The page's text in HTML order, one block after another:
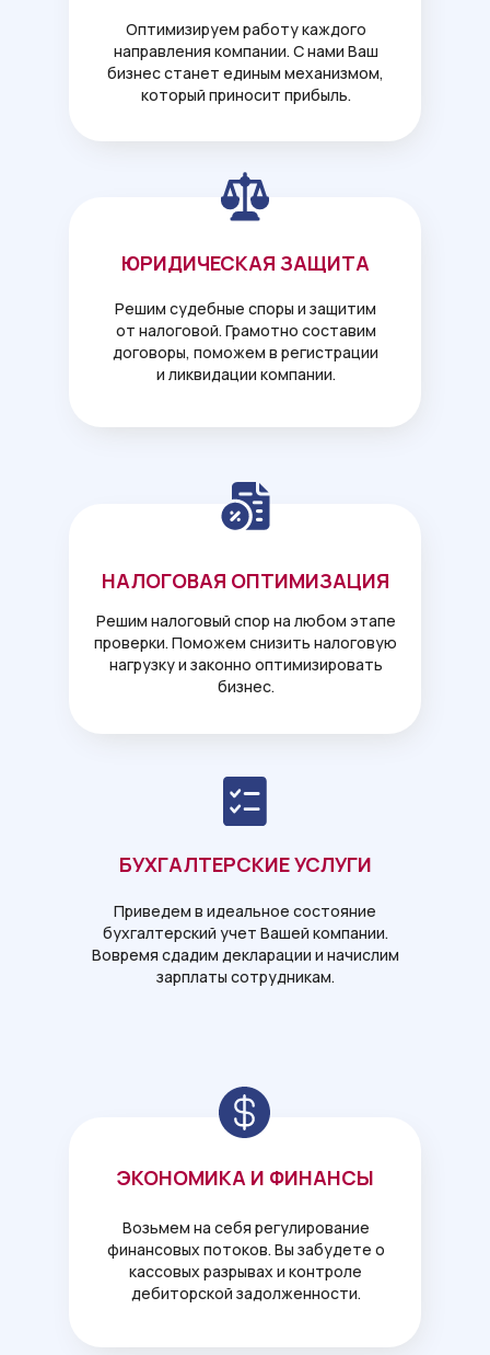
Оптимизируем работу каждого
направления компании. С нами Ваш
бизнес станет единым механизмом,
который приносит прибыль.
Решим налоговый спор на любом этапе
проверки. Поможем снизить налоговую
нагрузку и законно оптимизировать
бизнес.
Возьмем на себя регулирование
финансовых потоков. Вы забудете о
кассовых разрывах и контроле
дебиторской задолженности.
Решим судебные споры и защитим
от налоговой. Грамотно составим
договоры, поможем в регистрации
и ликвидации компании.
Приведем в идеальное состояние
бухгалтерский учет Вашей компании.
Вовремя сдадим декларации и начислим
зарплаты сотрудникам.
БУХГАЛТЕРСКИЕ УСЛУГИ
ЮРИДИЧЕСКАЯ ЗАЩИТА
ЭКОНОМИКА И ФИНАНСЫ
НАЛОГОВАЯ ОПТИМИЗАЦИЯ